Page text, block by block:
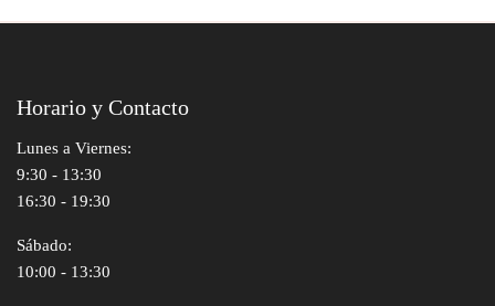
Horario y Contacto
Lunes a Viernes:
9:30 - 13:30
16:30 - 19:30
Sábado:
10:00 - 13:30